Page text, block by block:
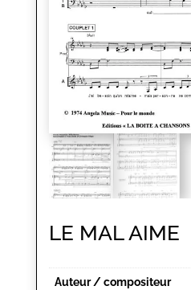
LE MAL AIME
Auteur / compositeur